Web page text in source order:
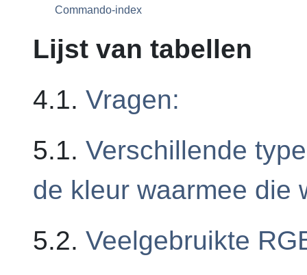
Commando-index
Lijst van tabellen
4.1. Vragen:
5.1. Verschillende
de kleur waarmee die
5.2. Veelgebruikte